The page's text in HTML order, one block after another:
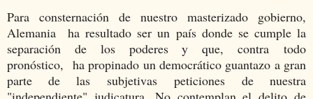
Para consternación de nuestro masterizado gobierno,
Alemania ha resultado ser un país donde se cumple la
separación de los poderes y que, contra todo
pronóstico, ha propinado un democrático guantazo a gran
parte de las subjetivas peticiones de nuestra